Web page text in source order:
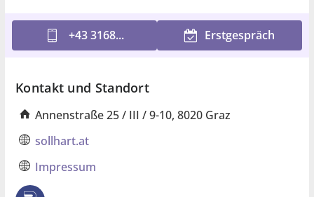
+43 3168... Erstgespräch
Kontakt und Standort
Annenstraße 25 / III / 9-10, 8020 Graz
sollhart.at
Impressum